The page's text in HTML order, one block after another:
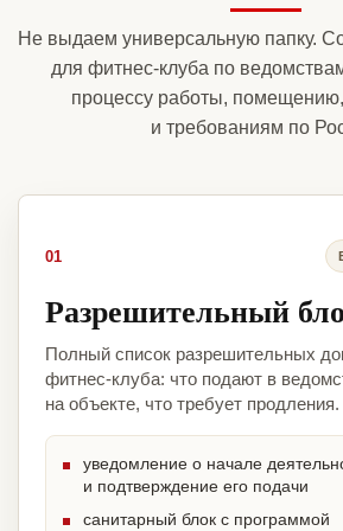
Не выдаем универсальную папку.
для фитнес-клуба по
процессу работы,
и требованиям по
01
Разрешительный
Полный список разрешительных
фитнес-клуба: что подают в
на объекте, что требует продления.
уведомление о начале
и подтверждение его подачи
санитарный блок с программой